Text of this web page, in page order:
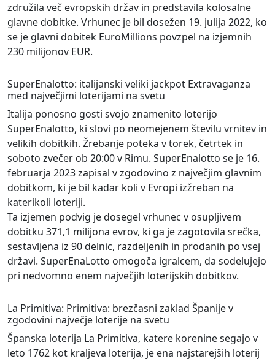
združila več evropskih držav in predstavila kolosalne
glavne dobitke. Vrhunec je bil dosežen 19. julija 2022, ko
se je glavni dobitek EuroMillions povzpel na izjemnih
230 milijonov EUR.
SuperEnalotto: italijanski veliki jackpot Extravaganza
med največjimi loterijami na svetu
Italija ponosno gosti svojo znamenito loterijo
SuperEnalotto, ki slovi po neomejenem številu vrnitev in
velikih dobitkih. Žrebanje poteka v torek, četrtek in
soboto zvečer ob 20:00 v Rimu. SuperEnalotto se je 16.
februarja 2023 zapisal v zgodovino z največjim glavnim
dobitkom, ki je bil kadar koli v Evropi izžreban na
katerikoli loteriji.
Ta izjemen podvig je dosegel vrhunec v osupljivem
dobitku 371,1 milijona evrov, ki ga je zagotovila srečka,
sestavljena iz 90 delnic, razdeljenih in prodanih po vsej
državi. SuperEnaLotto omogoča igralcem, da sodelujejo
pri nedvomno enem največjih loterijskih dobitkov.
La Primitiva: Primitiva: brezčasni zaklad Španije v
zgodovini največje loterije na svetu
Španska loterija La Primitiva, katere korenine segajo v
leto 1762 kot kraljeva loterija, je ena najstarejših loterij